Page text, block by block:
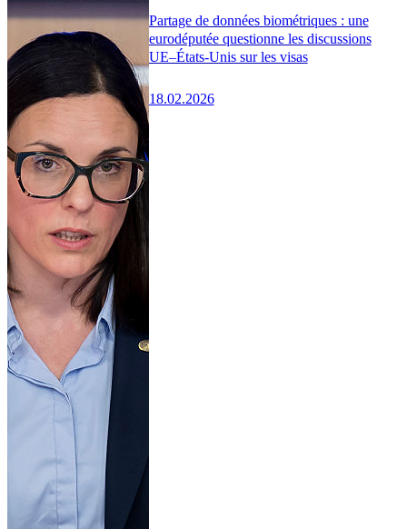
Partage de données biométriques : une
eurodéputée questionne les discussions
UE–États-Unis sur les visas
18.02.2026